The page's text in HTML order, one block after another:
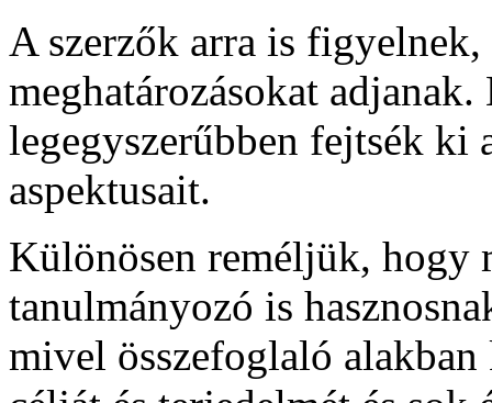
A szerzők arra is figyelnek,
meghatározásokat
legegyszerűbben fejtsék ki
aspektusait.
Különösen reméljük, hogy
tanulmányozó is
mivel összefoglaló